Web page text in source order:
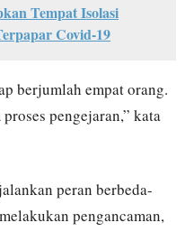
Tempat Isolasi
Covid-19
berjumlah empat orang.
pengejaran,” kata
peran berbeda-
pengancaman,